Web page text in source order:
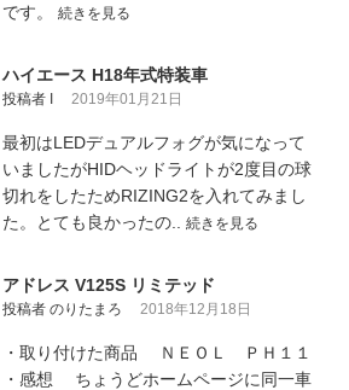
です。 続きを見る
ハイエース H18年式特装車
投稿者 I 2019年01月21日
最初はLEDデュアルフォグが気になって
いましたがHIDヘッドライトが2度目の球
切れをしたためRIZING2を入れてみまし
た。とても良かったの.. 続きを見る
アドレス V125S リミテッド
投稿者 のりたまろ 2018年12月18日
・取り付けた商品 ＮＥＯＬ ＰＨ１１
・感想 ちょうどホームページに同一車